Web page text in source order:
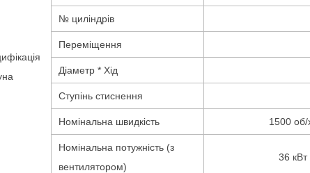
№ циліндрів
Переміщення
Діаметр * Хід
Ступінь стиснення
Номінальна швидкість 1500 об/
Номінальна потужність (з
вентилятором)
36 кВт